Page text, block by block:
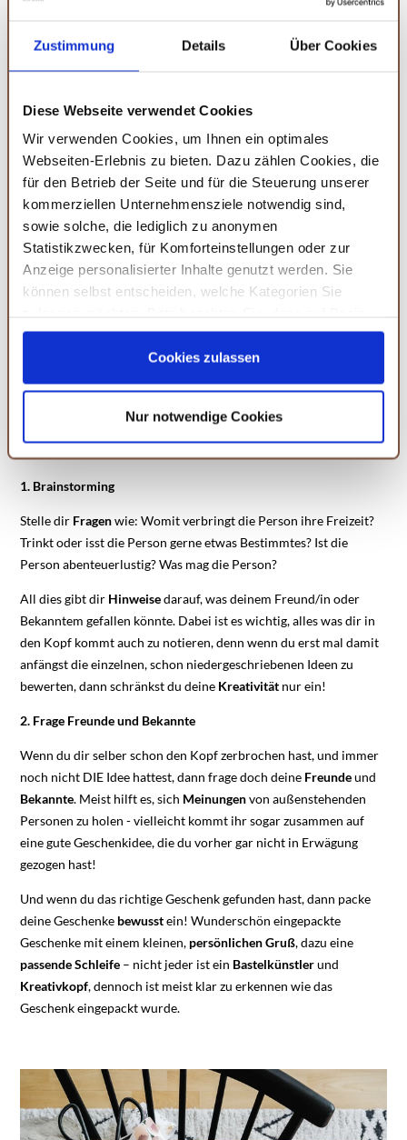
Zustimmung Details Über Cookies
Diese Webseite verwendet Cookies
Wir verwenden Cookies, um Ihnen ein optimales
Webseiten-Erlebnis zu bieten. Dazu zählen Cookies, die
für den Betrieb der Seite und für die Steuerung unserer
kommerziellen Unternehmensziele notwendig sind,
sowie solche, die lediglich zu anonymen
Statistikzwecken, für Komforteinstellungen oder zur
Anzeige personalisierter Inhalte genutzt werden. Sie
können selbst entscheiden, welche Kategorien Sie
Ihrer Einstellungen womöglich nicht mehr alle
Serviceleistungen auf der Seite zur Verfügung stehen.
Sie können Ihre Einwilligung selbstverständlich jederzeit
und diese abändern. Die Rechtmäßigkeit der aufgrund
der Einwilligung bis zum Widerruf erfolgten Verarbeitung
Sie in unseren
Cookies zulassen
Nur notwendige Cookies
Wie finde ich das perfekte
Geburtstagsgeschenk?
, die es dir erleichtern das richtige
1. Brainstorming
Stelle dir Fragenwie: Womit verbringt die Person ihre Freizeit?
Trinkt oder isst die Person gerne etwas Bestimmtes? Ist die
Person abenteuerlustig? Was mag die Person?
All dies gibt dir Hinweisedarauf, was deinem Freund/in oder
Bekanntem gefallen könnte. Dabei ist es wichtig, alles was dir in
den Kopf kommt auch zu notieren, denn wenn du erst mal damit
anfängst die einzelnen, schon niedergeschriebenen Ideen zu
bewerten, dann schränkst du deine Kreativität nur ein!
2. Frage Freunde und Bekannte
Wenn du dir selber schon den Kopf zerbrochen hast, und immer
noch nicht DIE Idee hattest, dann frage doch deine Freundeund
Bekannte. Meist hilft es, sich Meinungenvon außenstehenden
Personen zu holen - vielleicht kommt ihr sogar zusammen auf
eine gute Geschenkidee, die du vorher gar nicht in Erwägung
gezogen hast!
Und wenn du das richtige Geschenk gefunden hast, dann packe
deine Geschenke bewusstein! Wunderschön eingepackte
Geschenke mit einem kleinen, persönlichen Gruß, dazu eine
passende Schleife – nicht jeder ist ein Bastelkünstlerund
Kreativkopf, dennoch ist meist klar zu erkennen wie das
Geschenk eingepackt wurde.